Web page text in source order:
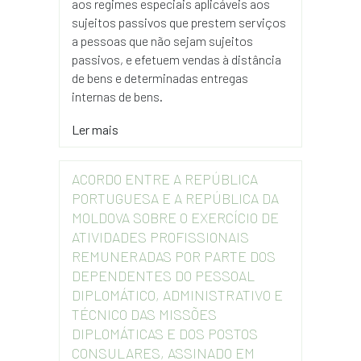
aos regimes especiais aplicáveis aos
sujeitos passivos que prestem serviços
a pessoas que não sejam sujeitos
passivos, e efetuem vendas à distância
de bens e determinadas entregas
internas de bens.
Ler mais
ACORDO ENTRE A REPÚBLICA
PORTUGUESA E A REPÚBLICA DA
MOLDOVA SOBRE O EXERCÍCIO DE
ATIVIDADES PROFISSIONAIS
REMUNERADAS POR PARTE DOS
DEPENDENTES DO PESSOAL
DIPLOMÁTICO, ADMINISTRATIVO E
TÉCNICO DAS MISSÕES
DIPLOMÁTICAS E DOS POSTOS
CONSULARES, ASSINADO EM